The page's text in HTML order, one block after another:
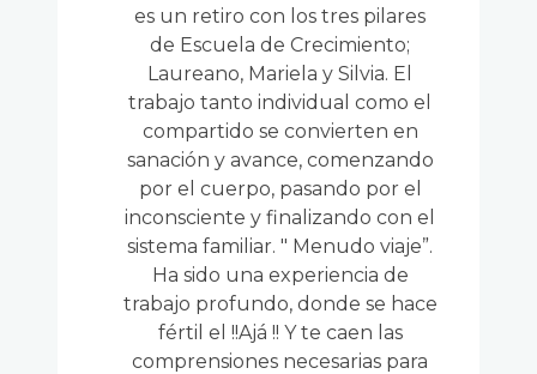
es un retiro con los tres pilares
de Escuela de Crecimiento;
Laureano, Mariela y Silvia. El
trabajo tanto individual como el
compartido se convierten en
sanación y avance, comenzando
por el cuerpo, pasando por el
inconsciente y finalizando con el
sistema familiar. " Menudo viaje”.
Ha sido una experiencia de
trabajo profundo, donde se hace
fértil el !!Ajá !! Y te caen las
comprensiones necesarias para